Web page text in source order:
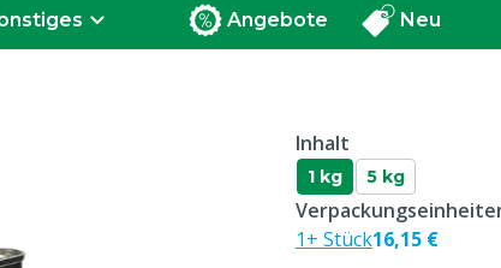
Angebote Neu
Inhalt
1 kg 5 kg
1+ Stück16,15 €